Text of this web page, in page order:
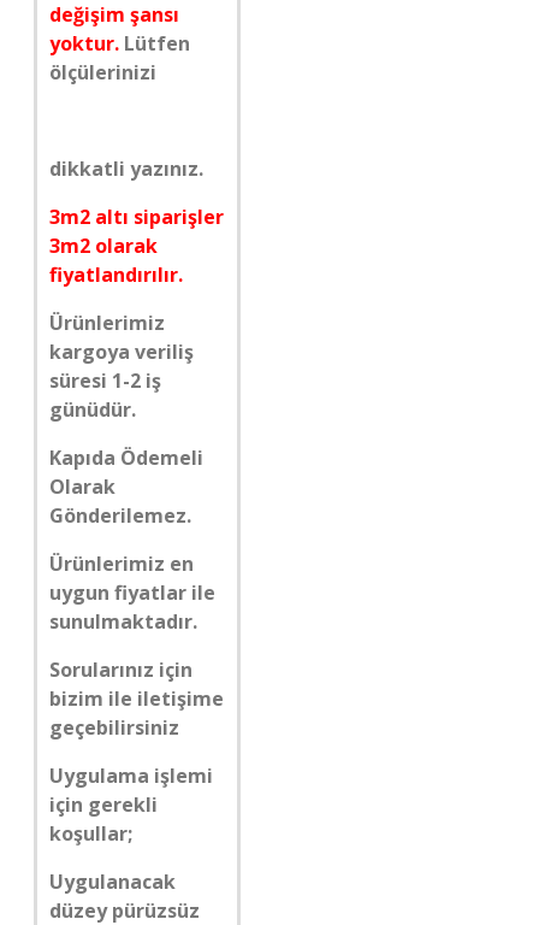
değişim şansı
yoktur. Lütfen
ölçülerinizi
dikkatli yazınız.
3m2 altı siparişler
3m2 olarak
fiyatlandırılır.
Ürünlerimiz
kargoya veriliş
süresi 1-2 iş
günüdür.
Kapıda Ödemeli
Olarak
Gönderilemez.
Ürünlerimiz en
uygun fiyatlar ile
sunulmaktadır.
Sorularınız için
bizim ile iletişime
geçebilirsiniz
Uygulama işlemi
için gerekli
koşullar;
Uygulanacak
düzey pürüzsüz